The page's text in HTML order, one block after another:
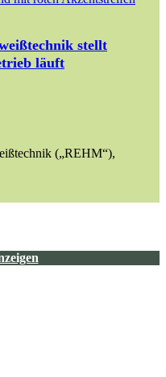
stellt
läuft
(„REHM“),